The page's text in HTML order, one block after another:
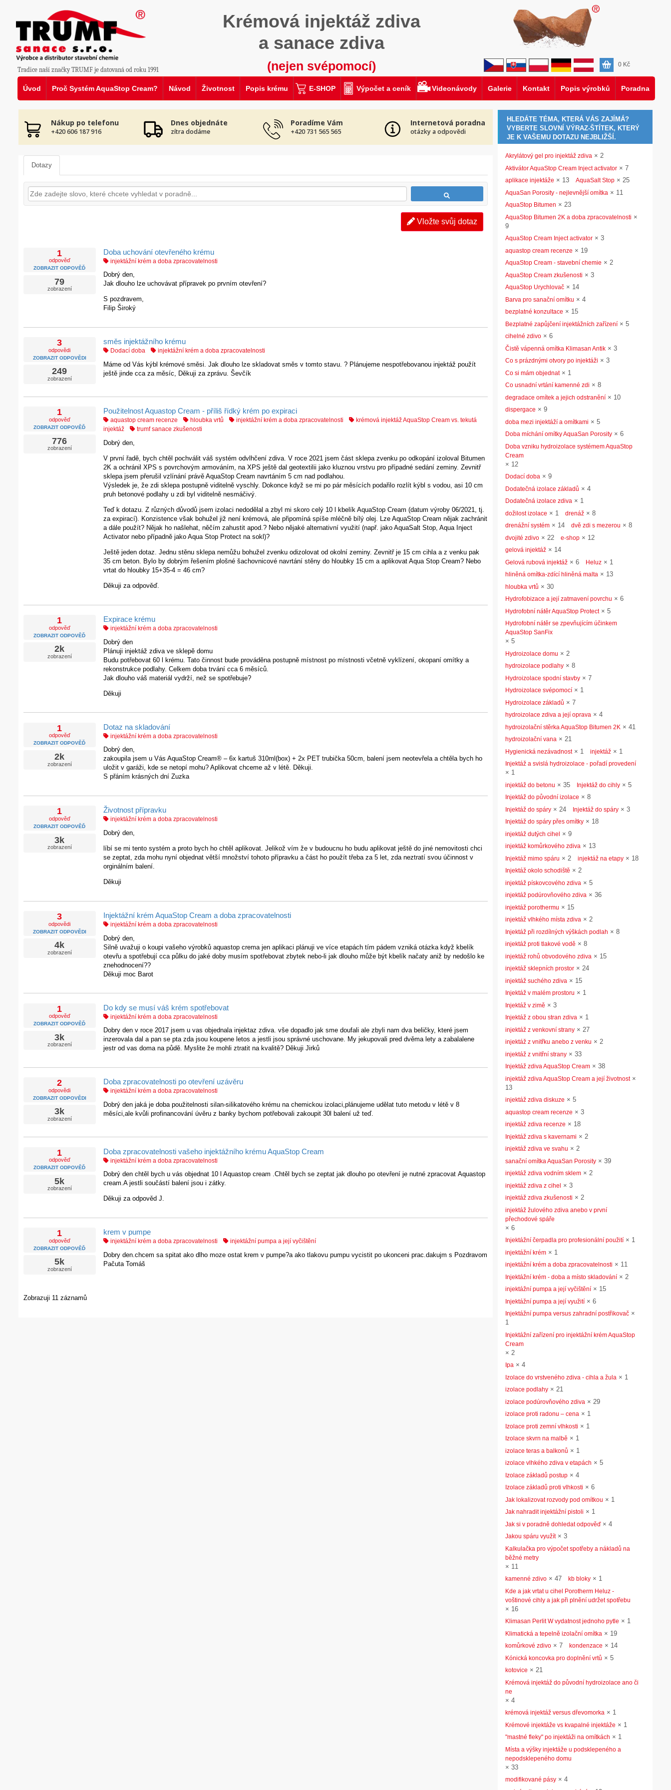
Úvod Proč Systém AquaStop Cream? Návod Životnost Popis krému E-SHOP Výpočet a ceník Videonávody Galerie Kontakt Popis výrobků Poradna
Tradice naší značky TRUMF je datovaná od roku 1991
0 Kč
Krémová injektáž zdiva
a sanace zdiva
(nejen svépomocí)
Nákup po telefonu
+420 606 187 916
Dnes objednáte
zítra dodáme
Poradíme Vám
+420 731 565 565
Internetová poradna
otázky a odpovědi
Dotazy
Vložte svůj dotaz
1
odpověď
ZOBRAZIT ODPOVĚĎ
79
zobrazení
Doba uchování otevřeného krému
injektážní krém a doba zpracovatelnosti
Dobrý den,
Jak dlouho lze uchovávat přípravek po prvním otevření?
S pozdravem,
Filip Široký
3
odpovědi
ZOBRAZIT ODPOVĚDI
249
zobrazení
směs injektážního krému
Dodací doba injektážní krém a doba zpracovatelnosti
Máme od Vás kýbl krémové směsi. Jak dlouho lze skladovat směs v tomto stavu. ? Plánujeme nespotřebovanou injektáž použít
ještě jinde cca za měsíc, Děkuji za zprávu. Ševčík
1
odpověď
ZOBRAZIT ODPOVĚĎ
776
zobrazení
Použitelnost Aquastop Cream - příliš řídký krém po expiraci
aquastop cream recenze hloubka vrtů injektážní krém a doba zpracovatelnosti
krémová injektáž AquaStop Cream vs. tekutá
injektáž
trumf sanace zkušenosti
Dobrý den,
V první řadě, bych chtěl pochválit váš systém odvlhčení zdiva. V roce 2021 jsem část sklepa zvenku po odkopání izoloval Bitumen
2K a ochránil XPS s povrchovým armováním, na XPS ještě dal geotextilii jako kluznou vrstvu pro případné sedání zeminy. Zevnitř
sklepa jsem přerušil vzlínání právě AquaStop Cream navrtáním 5 cm nad podlahou.
Výsledek je, že zdi sklepa postupně viditelně vyschly. Dokonce když se mi po pár měsících podařilo rozlít kýbl s vodou, asi 10 cm
pruh betonové podlahy u zdi byl viditelně nesmáčivý.
Teď k dotazu. Z různých důvodů jsem izolaci nedodělal a zbyl mi skoro celý 10 l kbelík AquaStop Cream (datum výroby 06/2021, tj.
za expirací). Konzistence však bohužel již není krémová, ale připomíná spíše mléčně bílý olej. Lze AquaStop Cream nějak zachránit
a dále použít? Nějak ho našlehat, něčím zahustit apod.? Nebo nějaké alternativní využití (např. jako AquaSalt Stop, Aqua Inject
Activator nebo případně jako Aqua Stop Protect na sokl)?
Ještě jeden dotaz. Jednu stěnu sklepa nemůžu bohužel zvenku odizolovat od okolní zeminy. Zevnitř je 15 cm cihla a z venku pak
35 cm beton. Bylo by dobrým řešením plošné šachovnicové navrtání stěny do hloubky 15 cm a aplikovat Aqua Stop Cream? Nebo
vrtat do hloubky 15+35-4 = 46 cm?
Děkuji za odpověď.
1
odpověď
ZOBRAZIT ODPOVĚĎ
2k
zobrazení
Expirace krému
injektážní krém a doba zpracovatelnosti
Dobrý den
Plánuji injektáž zdiva ve sklepě domu
Budu potřebovat 60 l krému. Tato činnost bude prováděna postupně místnost po místnosti včetně vyklízení, okopaní omítky a
rekonstrukce podlahy. Celkem doba trvání cca 6 měsíců.
Jak dlouho váš materiál vydrží, než se spotřebuje?
Děkuji
1
odpověď
ZOBRAZIT ODPOVĚĎ
2k
zobrazení
Dotaz na skladování
injektážní krém a doba zpracovatelnosti
Dobrý den,
zakoupila jsem u Vás AquaStop Cream® – 6x kartuš 310ml(box) + 2x PET trubička 50cm, balení jsem neotevřela a chtěla bych ho
uložit v garáži, kde se netopí mohu? Aplikovat chceme až v létě. Děkuji.
S přáním krásných dní Zuzka
1
odpověď
ZOBRAZIT ODPOVĚĎ
3k
zobrazení
Životnost přípravku
injektážní krém a doba zpracovatelnosti
Dobrý den,
líbí se mi tento systém a proto bych ho chtěl aplikovat. Jelikož vím že v budoucnu ho budu aplikovat ještě do jiné nemovitosti chci
se zeptat, zda mohu nyní objednat větší množství tohoto přípravku a část ho použít třeba za 5 let, zda neztratí svou účinnost v
orginálním balení.
Děkuji
3
odpovědi
ZOBRAZIT ODPOVĚDI
4k
zobrazení
Injektážní krém AquaStop Cream a doba zpracovatelnosti
injektážní krém a doba zpracovatelnosti
Dobrý den,
Silně uvažuji o koupi vašeho výrobků aquastop crema jen aplikaci plánuji ve více etapách tím pádem vzniká otázka když kbelík
otevřu a spotřebují cca půlku do jaké doby musím spotřebovat zbytek nebo-li jak dlouho může být kbelík načaty aniž by nedošlo ke
znehodnocení??
Děkuji moc Barot
1
odpověď
ZOBRAZIT ODPOVĚĎ
3k
zobrazení
Do kdy se musí váš krém spotřebovat
injektážní krém a doba zpracovatelnosti
Dobry den v roce 2017 jsem u vas objednala injektaz zdiva. vše dopadlo jak sme doufali ale zbyli nam dva beličky, které jsem
inzerovala dal a pan se pta zda jsou koupene letos a jestli jsou správné uschovane. My jekupovali pred dvěma lety a zabalalene
jestr od vas doma na půdě. Myslite že mohli ztratit na kvalitě? Děkuji Jirků
2
odpovědi
ZOBRAZIT ODPOVĚDI
3k
zobrazení
Doba zpracovatelnosti po otevření uzávěru
injektážní krém a doba zpracovatelnosti
Dobrý den jaká je doba použitelnosti silan-silikatového krému na chemickou izolaci,plánujeme udělat tuto metodu v létě v 8
měsíci,ale kvůli profinancování úvěru z banky bychom potřebovali zakoupit 30l balení už teď.
1
odpověď
ZOBRAZIT ODPOVĚĎ
5k
zobrazení
Doba zpracovatelnosti vašeho injektážního krému AquaStop Cream
injektážní krém a doba zpracovatelnosti
Dobrý den chtěl bych u vás objednat 10 l Aquastop cream .Chtěl bych se zeptat jak dlouho po otevření je nutné zpracovat Aquastop
cream.A jestli součástí balení jsou i zátky.
Děkuji za odpověd J.
1
odpověď
ZOBRAZIT ODPOVĚĎ
5k
zobrazení
krem v pumpe
injektážní krém a doba zpracovatelnosti injektážní pumpa a její vyčištění
Dobry den.chcem sa spitat ako dlho moze ostat krem v pumpe?a ako tlakovu pumpu vycistit po ukonceni prac.dakujm s Pozdravom
Pačuta Tomáš
Zobrazuji 11 záznamů
HLEDÁTE TÉMA, KTERÁ VÁS ZAJÍMÁ?
VYBERTE SLOVNÍ VÝRAZ-ŠTÍTEK, KTERÝ
JE K VAŠEMU DOTAZU NEJBLIŽŠÍ.
Akrylátový gel pro injektáž zdiva × 2
Aktivátor AquaStop Cream Inject activator × 7
aplikace injektáže × 13 AquaSalt Stop × 25
AquaSan Porosity - nejlevnější omítka × 11
AquaStop Bitumen × 23
AquaStop Bitumen 2K a doba zpracovatelnosti ×
9
AquaStop Cream Inject activator × 3
aquastop cream recenze × 19
AquaStop Cream - stavební chemie × 2
AquaStop Cream zkušenosti × 3
AquaStop Urychlovač × 14
Barva pro sanační omítku × 4
bezplatné konzultace × 15
Bezplatné zapůjčení injektážních zařízení × 5
cihelné zdivo × 6
Čistě vápenná omítka Klimasan Antik × 3
Co s prázdnými otvory po injektáži × 3
Co si mám objednat× 1
Co usnadní vrtání kamenné zdi × 8
degradace omítek a jejich odstranění × 10
dispergace × 9
doba mezi injektáží a omítkami × 5
Doba míchání omítky AquaSan Porosity × 6
Doba vzniku hydroizolace systémem AquaStop
Cream
× 12
Dodací doba × 9
Dodatečná izolace základů × 4
Dodatečná izolace zdiva × 1
dožilost izolace × 1 drenáž × 8
drenážní systém × 14 dvě zdi s mezerou × 8
dvojité zdivo × 22 e-shop × 12
gelová injektáž × 14
Gelová rubová injektáž × 6 Heluz × 1
hliněná omítka-zdící hliněná malta × 13
hloubka vrtů × 30
Hydrofobizace a její zatmavení povrchu × 6
Hydrofobní nátěr AquaStop Protect× 5
Hydrofobní nátěr se zpevňujícím účinkem
AquaStop SanFix
× 5
Hydroizolace domu × 2
hydroizolace podlahy × 8
Hydroizolace spodní stavby × 7
Hydroizolace svépomocí × 1
Hydroizolace základů × 7
hydroizolace zdiva a její oprava × 4
hydroizolační stěrka AquaStop Bitumen 2K × 41
hydroizolační vana × 21
Hygienická nezávadnost× 1 injektáž × 1
Injektáž a svislá hydroizolace - pořadí provedení
× 1
injektáž do betonu × 35 Injektáž do cihly × 5
Injektáž do původní izolace × 8
Injektáž do spáry × 24 Injektáž do spáry × 3
Injektáž do spáry přes omítky × 18
injektáž dutých cihel × 9
injektáž komůrkového zdiva × 13
Injektáž mimo spáru × 2 injektáž na etapy × 18
Injektáž okolo schodiště × 2
injektáž pískovcového zdiva × 5
injektáž podúrovňového zdiva × 36
injektáž porothermu × 15
injektáž vlhkého místa zdiva × 2
Injektáž při rozdílných výškách podlah × 8
injektáž proti tlakové vodě × 8
injektáž rohů obvodového zdiva × 15
injektáž sklepních prostor × 24
injektáž suchého zdiva × 15
Injektáž v malém prostoru × 1
Injektáž v zimě × 3
Injektáž z obou stran zdiva × 1
injektáž z venkovní strany × 27
injektáž z vnitřku anebo z venku × 2
injektáž z vnitřní strany × 33
Injektáž zdiva AquaStop Cream × 38
injektáž zdiva AquaStop Cream a její životnost×
13
injektáž zdiva diskuze × 5
aquastop cream recenze × 3
injektáž zdiva recenze × 18
Injektáž zdiva s kavernami × 2
injektáž zdiva ve svahu × 2
sanační omítka AquaSan Porosity × 39
injektáž zdiva vodním sklem × 2
injektáž zdiva z cihel × 3
injektáž zdiva zkušenosti × 2
injektáž žulového zdiva anebo v první
přechodové spáře
× 6
Injektážní čerpadla pro profesionální použití × 1
injektážní krém × 1
injektážní krém a doba zpracovatelnosti × 11
Injektážní krém - doba a místo skladování × 2
injektážní pumpa a její vyčištění × 15
Injektážní pumpa a její využití × 6
Injektážní pumpa versus zahradní postřikovač ×
1
Injektážní zařízení pro injektážní krém AquaStop
Cream
× 2
Ipa × 4
Izolace do vrstveného zdiva - cihla a žula × 1
izolace podlahy × 21
izolace podúrovňového zdiva × 29
izolace proti radonu – cena × 1
Izolace proti zemní vlhkosti × 1
Izolace skvrn na malbě × 1
izolace teras a balkonů × 1
izolace vlhkého zdiva v etapách × 5
Izolace základů postup × 4
Izolace základů proti vlhkosti × 6
Jak lokalizovat rozvody pod omítkou × 1
Jak nahradit injektážní pistoli × 1
Jak si v poradně dohledat odpověď× 4
Jakou spáru využít× 3
Kalkulačka pro výpočet spotřeby a nákladů na
běžné metry
× 11
kamenné zdivo × 47 kb bloky × 1
Kde a jak vrtat u cihel Porotherm Heluz -
voštinové cihly a jak při plnění udržet spotřebu
× 16
Klimasan Perlit W vydatnost jednoho pytle × 1
Klimatická a tepelně izolační omítka × 19
komůrkové zdivo × 7 kondenzace × 14
Kónická koncovka pro doplnění vrtů × 5
kotovice × 21
Krémová injektáž do původní hydroizolace ano či
ne
× 4
krémová injektáž versus dřevomorka × 1
Krémové injektáže vs kvapalné injektáže × 1
"mastné fleky" po injektáži na omítkách × 1
Místa a výšky injektáže u podsklepeného a
nepodsklepeného domu
× 33
modifikované pásy × 4